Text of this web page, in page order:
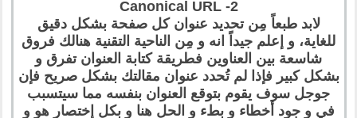
2- Canonical URL
لابد طبعاً مِن تحديد عنوان كل صفحة بشكل دقيق
للغاية، و إعلم جيداً انه و مِن الناحية التقنية هنالك فروق
شاسعة بين العناوين فطريقة كتابة العنوان تفرق و
بشكل كبير فإذا لم تُحدد عنوان مقالتك بشكل صريح فإن
جوجل سوف يقوم بتوقع العنوان بنفسه مما سيتسبب
في و جود أخطاء و بطء و الحل هنا و بكل إختصار هو و